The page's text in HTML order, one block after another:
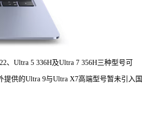
、Ultra 5 336H及Ultra 7 356H三种型号可
供的Ultra 9与Ultra X7高端型号暂未引入国